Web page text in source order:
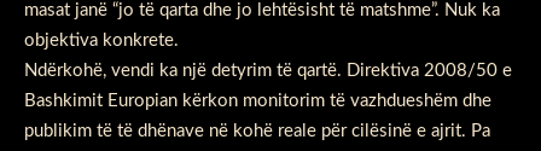
masat janë “jo të qarta dhe jo lehtësisht të matshme”. Nuk ka
objektiva konkrete.
Ndërkohë, vendi ka një detyrim të qartë. Direktiva 2008/50 e
Bashkimit Europian kërkon monitorim të vazhdueshëm dhe
publikim të të dhënave në kohë reale për cilësinë e ajrit. Pa